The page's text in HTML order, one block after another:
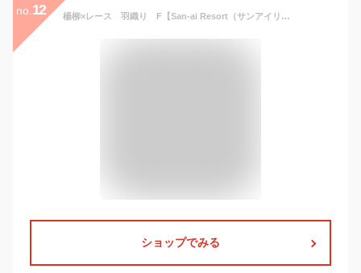
no. 12 楊柳×レース 羽織り F【San-ai Resort（サンアイリゾート）】
ショップでみる